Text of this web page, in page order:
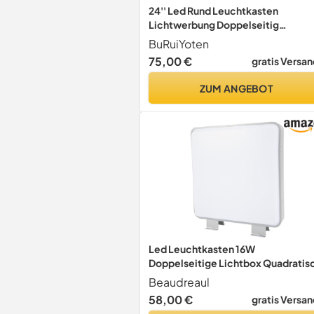
24'' Led Rund Leuchtkasten
Lichtwerbung Doppelseitig
Leuchtreklame Leuchtschild
Nasenschild 60Cm Doppelseitiges
Beleuchtetes Werbeschild
Circular Lichtbox
BuRuiYoten
75,00 €
gratis
ZUM ANGEBOT
Led Leuchtkasten 16W
Doppelseitige Lichtbox
Lichtwerbung Wasserdichter
Lichtwerbekasten LED
für Supermärkte,
Beaudreaul
58,00 €
gratis